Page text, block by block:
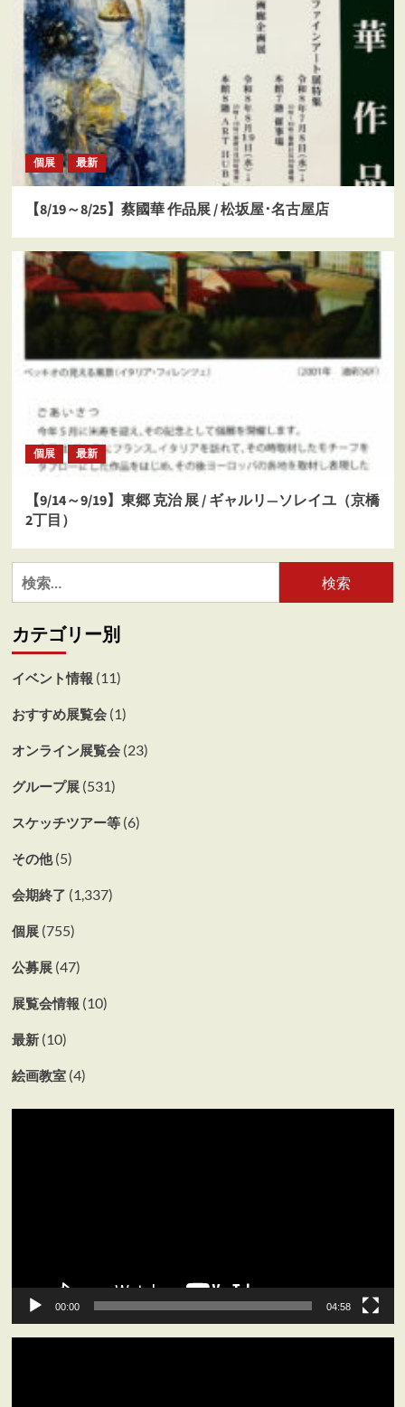
個展 最新
【8/19～8/25】蔡國華 作品展 / 松坂屋･名古屋店
個展 最新
【9/14～9/19】東郷 克治 展 / ギャルリ―ソレイユ（京橋
2丁目）
検
索:
カテゴリー別
イベント情報 (11)
おすすめ展覧会(1)
オンライン展覧会(23)
グループ展(531)
スケッチツアー等(6)
その他(5)
会期終了 (1,337)
個展(755)
公募展(47)
展覧会情報 (10)
最新(10)
絵画教室(4)
00:00 04:58